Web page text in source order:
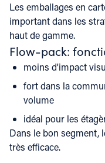
Les emballages en
important dans les
haut de gamme.
Flow-pack:
moins d'impact
fort dans la
volume
idéal pour les
Dans le bon segment,
très efficace.